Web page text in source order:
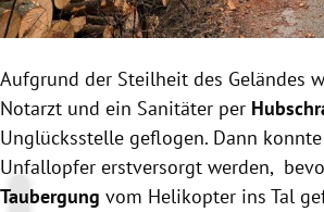
Aufgrund der Steilheit des Geländes
Notarzt und ein Sanitäter per
Unglücksstelle geflogen. Dann
Unfallopfer erstversorgt werden,
Taubergung vom Helikopter ins Tal